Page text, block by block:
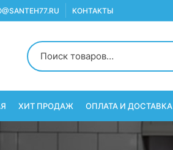
КОНТАКТЫ
ХИТ ПРОДАЖ ОПЛАТА И ДОСТАВКА